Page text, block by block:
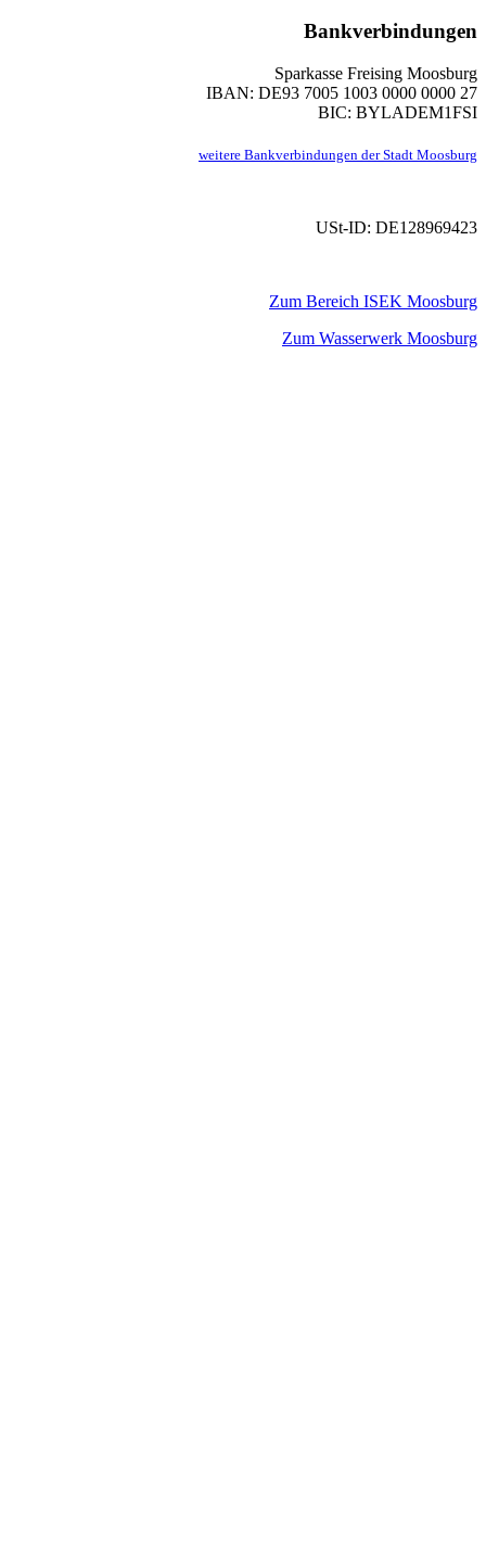
Bankverbindungen
Sparkasse Freising Moosburg
IBAN: DE93 7005 1003 0000 0000 27
BIC: BYLADEM1FSI
weitere Bankverbindungen der Stadt Moosburg
USt-ID: DE128969423
Zum Bereich ISEK Moosburg
Zum Wasserwerk Moosburg